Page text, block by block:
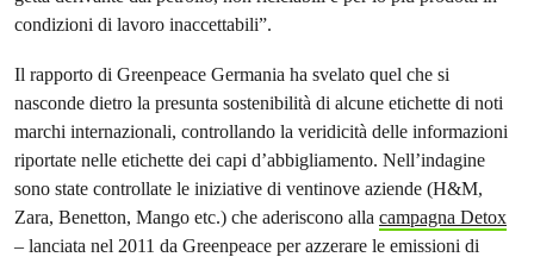
condizioni di lavoro inaccettabili”.
Il rapporto di Greenpeace Germania ha svelato quel che si
nasconde dietro la presunta sostenibilità di alcune etichette di noti
marchi internazionali, controllando la veridicità delle informazioni
riportate nelle etichette dei capi d’abbigliamento. Nell’indagine
sono state controllate le iniziative di ventinove aziende (H&M,
Zara, Benetton, Mango etc.) che aderiscono alla campagna Detox
– lanciata nel 2011 da Greenpeace per azzerare le emissioni di